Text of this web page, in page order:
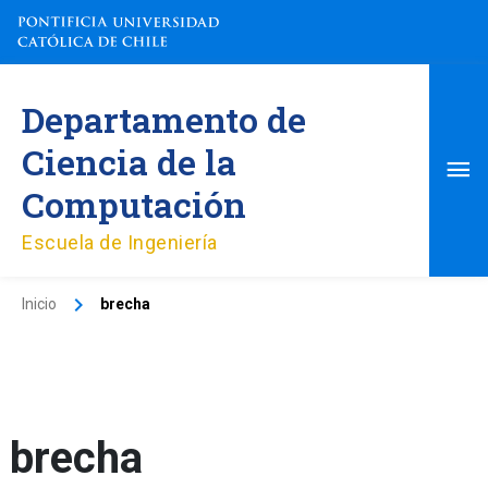
contenido
Departamento de
Ciencia de la
Computación
Escuela de Ingeniería
Inicio brecha
brecha